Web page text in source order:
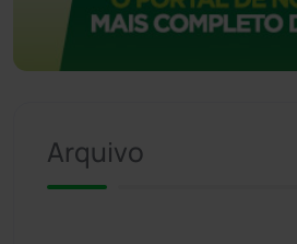
Arquivo